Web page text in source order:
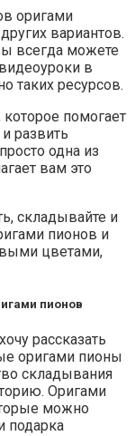
оригами
вариантов.
всегда можете
в
таких ресурсов.
помогает
развить
одна из
вам это
складывайте и
пионов и
цветами,
пионов
рассказать
оригами пионы
складывания
Оригами
можно
подарка